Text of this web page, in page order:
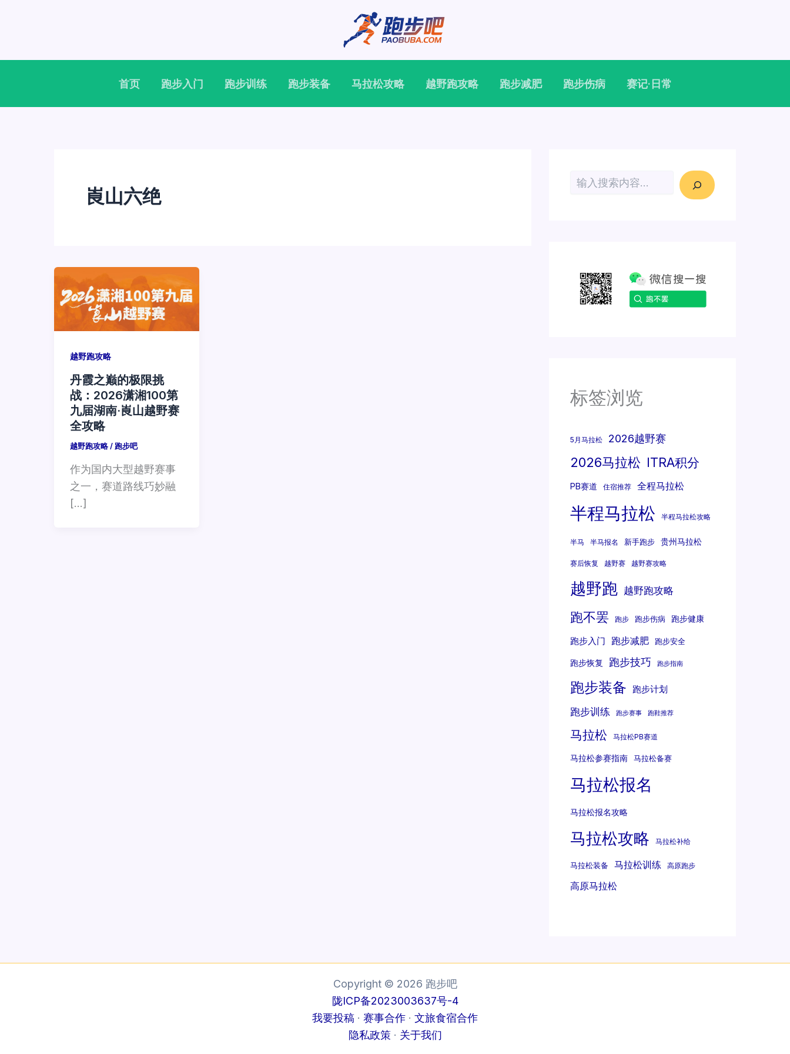
容
首页
跑步入门 跑步训练 跑步装备 马拉松攻略 越野跑攻略 跑步减肥 跑步伤病 赛记·日常
崀山六绝
越野跑攻略
丹霞之巅的极限挑
战：2026潇湘100第
九届湖南·崀山越野赛
全攻略
越野跑攻略/ 跑步吧
作为国内大型越野赛事
之一，赛道路线巧妙融
[…]
搜索
标签浏览
5月马拉松 2026越野赛
2026马拉松 ITRA积分
PB赛道 住宿推荐 全程马拉松
半程马拉松 半程马拉松攻略
半马 半马报名 新手跑步 贵州马拉松
赛后恢复 越野赛 越野赛攻略
越野跑 越野跑攻略
跑不罢 跑步 跑步伤病 跑步健康
跑步入门 跑步减肥 跑步安全
跑步恢复 跑步技巧 跑步指南
跑步装备 跑步计划
跑步训练 跑步赛事 跑鞋推荐
马拉松 马拉松PB赛道
马拉松参赛指南 马拉松备赛
马拉松报名
马拉松报名攻略
马拉松攻略 马拉松补给
马拉松装备 马拉松训练 高原跑步
高原马拉松
Copyright © 2026 跑步吧
陇ICP备2023003637号-4
我要投稿 · 赛事合作 · 文旅食宿合作
隐私政策· 关于我们